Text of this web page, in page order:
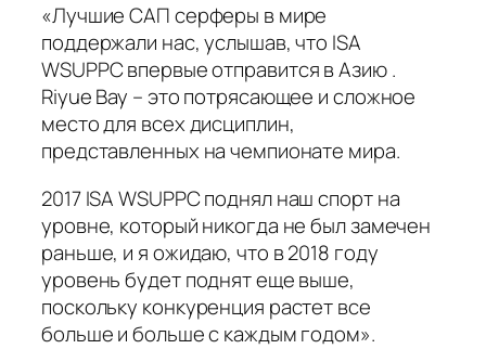
«Лучшие САП серферы в мире
поддержали нас, услышав, что ISA
WSUPPC впервые отправится в Азию .
Riyue Bay – это потрясающее и сложное
место для всех дисциплин,
представленных на чемпионате мира.
2017 ISA WSUPPC поднял наш спорт на
уровне, который никогда не был замечен
раньше, и я ожидаю, что в 2018 году
уровень будет поднят еще выше,
поскольку конкуренция растет все
больше и больше с каждым годом».